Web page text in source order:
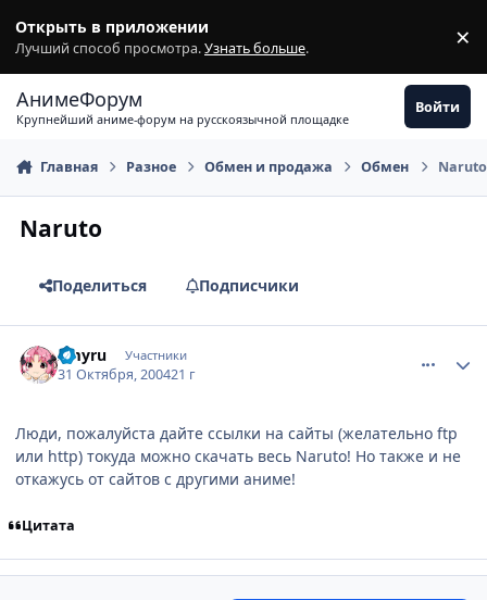
Открыть в приложении
Лучший способ просмотра.Узнать больше. ×
АнимеФорум
Крупнейший аниме-форум на русскоязычной площадке
Войти
Главная Разное Обмен и продажа Обмен Naruto
Naruto
Поделиться Подписчики
xmyru Участники
31 Октября, 200421 г
Люди, пожалуйста дайте ссылки на сайты (желательно ftp
или http) токуда можно скачать весь Naruto! Но также и не
откажусь от сайтов с другими аниме!
Цитата